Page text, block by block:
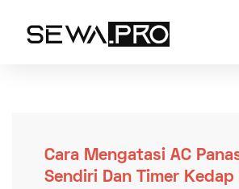
Cara Mengatasi AC
Sendiri Dan Timer Kedap